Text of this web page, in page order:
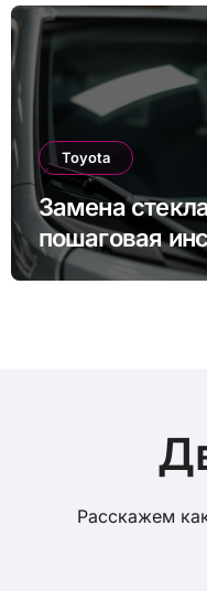
Toyota
Замена
пошаговая
руками
Расскажем